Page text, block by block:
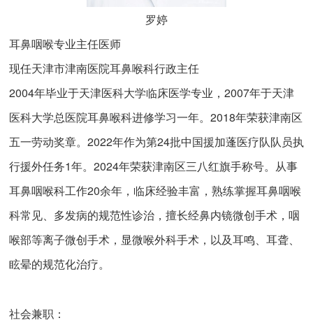
罗婷
耳鼻咽喉专业主任医师
现任天津市津南医院耳鼻喉科行政主任
2004年毕业于天津医科大学临床医学专业，2007年于天津
医科大学总医院耳鼻喉科进修学习一年。2018年荣获津南区
五一劳动奖章。2022年作为第24批中国援加蓬医疗队队员执
行援外任务1年。2024年荣获津南区三八红旗手称号。从事
耳鼻咽喉科工作20余年，临床经验丰富，熟练掌握耳鼻咽喉
科常见、多发病的规范性诊治，擅长经鼻内镜微创手术，咽
喉部等离子微创手术，显微喉外科手术，以及耳鸣、耳聋、
眩晕的规范化治疗。
社会兼职：